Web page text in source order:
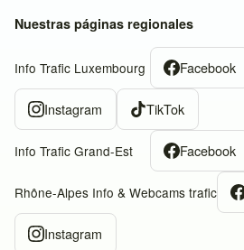
Nuestras páginas regionales
Info Trafic Luxembourg Facebook
Instagram TikTok
Info Trafic Grand-Est Facebook
Rhône-Alpes Info & Webcams trafic
Instagram